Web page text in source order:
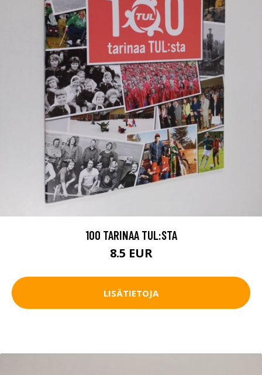
100 TARINAA TUL:STA
8.5 EUR
LISÄTIETOJA